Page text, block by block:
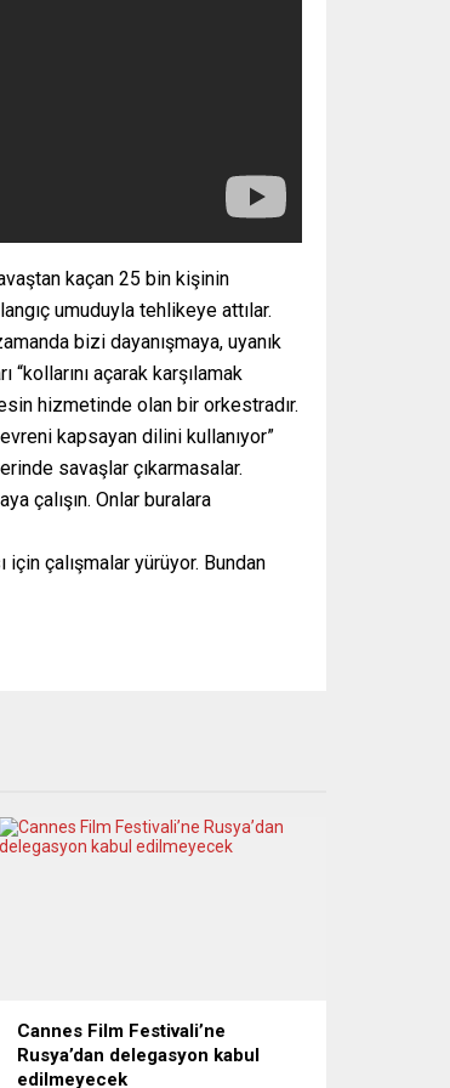
kaçan 25 bin kişinin
umuduyla tehlikeye attılar.
bizi dayanışmaya, uyanık
açarak karşılamak
hizmetinde olan bir orkestradır.
kapsayan dilini kullanıyor”
savaşlar çıkarmasalar.
çalışın. Onlar buralara
çalışmalar yürüyor. Bundan
Cannes Film Festivali’ne
Rusya’dan delegasyon kabul
edilmeyecek